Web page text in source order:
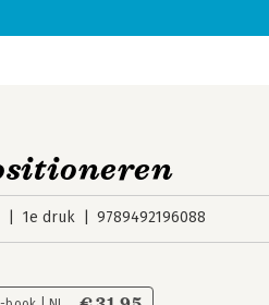
1e druk 9789492196088
Personen